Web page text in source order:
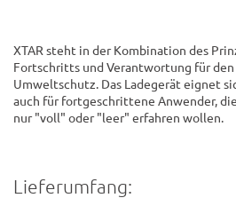
XTAR steht in der Kombination des
Fortschritts und Verantwortung für
Umweltschutz. Das Ladegerät eignet
auch für fortgeschrittene Anwender,
nur "voll" oder "leer" erfahren wollen.
Lieferumfang: